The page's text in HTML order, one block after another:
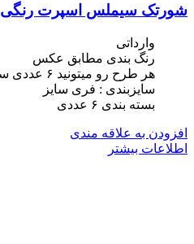
شورتک سیملس اسپرت رنگی
وارداتی
رنگ بندی مطابق عکس
هر طرح رو میتونید ۶ عددی سفارش بدین
سایزبندی : فری سایز
بسته بندی ۶ عددی
افزودن به علاقه مندی
اطلاعات بیشتر